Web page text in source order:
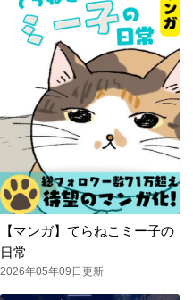
【マンガ】てらねこミー子の
日常
2026年05年09日更新